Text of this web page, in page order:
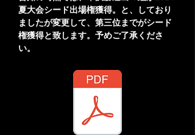
夏大会シード出場権獲得。と、しており
ましたが変更して、第三位までがシード
権獲得と致します。予めご了承くださ
い。